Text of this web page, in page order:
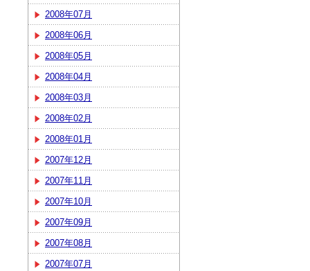
2008年07月
2008年06月
2008年05月
2008年04月
2008年03月
2008年02月
2008年01月
2007年12月
2007年11月
2007年10月
2007年09月
2007年08月
2007年07月